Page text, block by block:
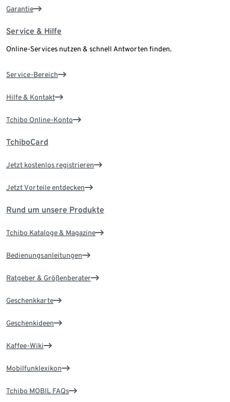
Garantie
Service & Hilfe
Online-Services nutzen & schnell Antworten finden.
Service-Bereich
Hilfe & Kontakt
Tchibo Online-Konto
TchiboCard
Jetzt kostenlos registrieren
Jetzt Vorteile entdecken
Rund um unsere Produkte
Tchibo Kataloge & Magazine
Bedienungsanleitungen
Ratgeber & Größenberater
Geschenkkarte
Geschenkideen
Kaffee-Wiki
Mobilfunklexikon
Tchibo MOBIL FAQs